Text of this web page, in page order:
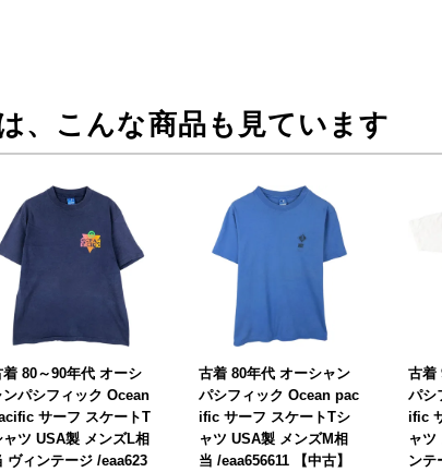
、こんな商品も見ています
着 80～90年代 オーシ
ンパシフィック Ocean
サーフ スケートT
ャツ USA製 メンズL相
ヴィンテージ /eaa623
古着 80年代 オーシャン
パシフィック Ocean pac
ific サーフ スケートTシ
ャツ USA製 メンズM相
当 /eaa656611 【中古】
古着
パシ
ific
ャツ
ンテ